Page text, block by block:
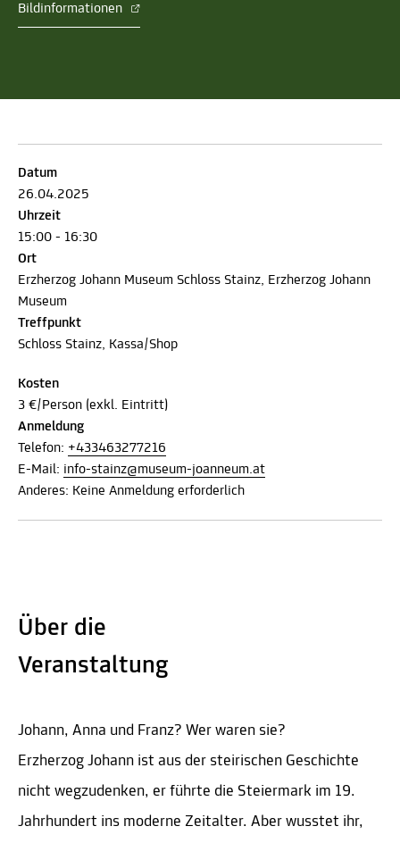
Bildinformationen
Datum
26.04.2025
Uhrzeit
15:00 - 16:30
Ort
Erzherzog Johann Museum Schloss Stainz, Erzherzog Johann
Museum
Treffpunkt
Schloss Stainz, Kassa/Shop
Kosten
3 €/Person (exkl. Eintritt)
Anmeldung
Telefon: +433463277216
E-Mail: info-stainz@museum-joanneum.at
Anderes: Keine Anmeldung erforderlich
Über die
Veranstaltung
Johann, Anna und Franz? Wer waren sie?
Erzherzog Johann ist aus der steirischen Geschichte
nicht wegzudenken, er führte die Steiermark im 19.
Jahrhundert ins moderne Zeitalter. Aber wusstet ihr,